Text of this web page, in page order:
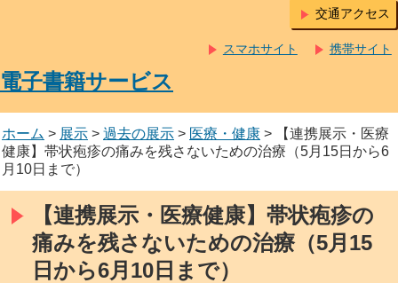
交通アクセス
携帯サイト
スマホサイト
電子書籍サービス
ホーム > 展示 > 過去の展示 > 医療・健康 > 【連携展示・医療
健康】帯状疱疹の痛みを残さないための治療（5月15日から6
月10日まで）
【連携展示・医療健康】帯状疱疹の
痛みを残さないための治療（5月15
日から6月10日まで）